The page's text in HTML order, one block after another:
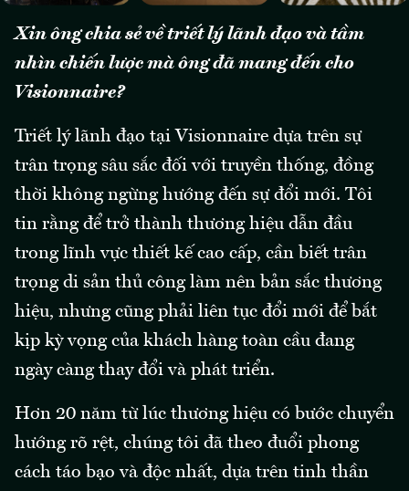
Xin ông chia sẻ về triết lý lãnh đạo và tầm
nhìn chiến lược mà ông đã mang đến cho
Visionnaire?
Triết lý lãnh đạo tại Visionnaire dựa trên sự
trân trọng sâu sắc đối với truyền thống, đồng
thời không ngừng hướng đến sự đổi mới. Tôi
tin rằng để trở thành thương hiệu dẫn đầu
trong lĩnh vực thiết kế cao cấp, cần biết trân
trọng di sản thủ công làm nên bản sắc thương
hiệu, nhưng cũng phải liên tục đổi mới để bắt
kịp kỳ vọng của khách hàng toàn cầu đang
ngày càng thay đổi và phát triển.
Hơn 20 năm từ lúc thương hiệu có bước chuyển
hướng rõ rệt, chúng tôi đã theo đuổi phong
cách táo bạo và độc nhất, dựa trên tinh thần